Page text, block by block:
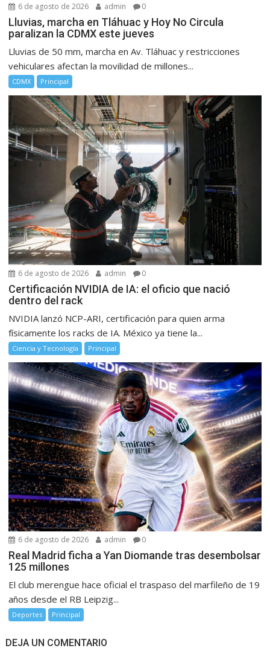
6 de agosto de 2026 admin 0
Lluvias, marcha en Tláhuac y Hoy No Circula
paralizan la CDMX este jueves
Lluvias de 50 mm, marcha en Av. Tláhuac y restricciones
vehiculares afectan la movilidad de millones...
CDMX Principal
6 de agosto de 2026 admin 0
Certificación NVIDIA de IA: el oficio que nació
dentro del rack
NVIDIA lanzó NCP-ARI, certificación para quien arma
físicamente los racks de IA. México ya tiene la...
Ciencia y Tecnología Principal
6 de agosto de 2026 admin 0
Real Madrid ficha a Yan Diomande tras desembolsar
125 millones
El club merengue hace oficial el traspaso del marfileño de 19
años desde el RB Leipzig...
Deportes Principal
DEJA UN COMENTARIO